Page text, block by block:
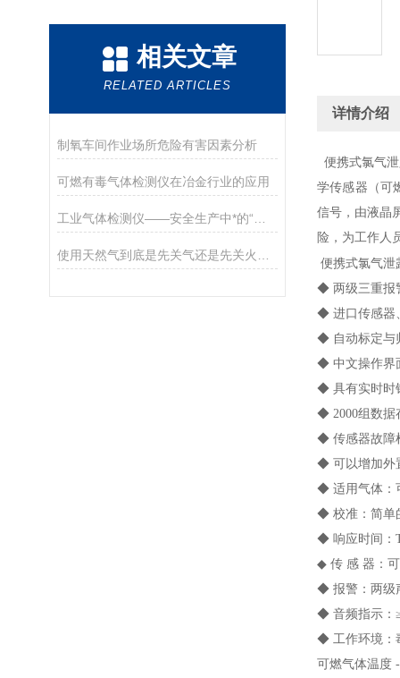
相关文章
RELATED ARTICLES
制氧车间作业场所危险有害因素分析
可燃有毒气体检测仪在冶金行业的应用
详情介绍
便携式氯气
学传感器（可
信号，由液晶
险，为工作人
便携式氯气泄
◆ 两级三重报
◆ 进口传感器
◆ 自动标定与
◆ 中文操作界
◆ 具有实时时
◆ 2000组数据
◆ 传感器故障
◆ 可以增加外
◆ 适用气体：
◆ 校准：简单
◆ 响应时间：
◆ 传 感 器：
◆ 报警：两级
◆ 音频指示：
◆ 工作环境：
可燃气体温度